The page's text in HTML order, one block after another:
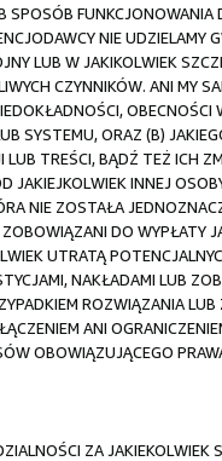
SPOSÓB
NIE UDZIELAMY
LUB W JAKIKOLWIEK
CZYNNIKÓW. ANI MY
SYSTEMU, ORAZ (B)
TREŚCI, BĄDŹ TEŻ ICH
JAKIEJKOLWIEK INNEJ
NIE ZOSTAŁA
DO WYPŁATY
UTRATĄ
NAKŁADAMI LUB
ROZWIĄZANIA
ANI
OBOWIĄZUJĄCEGO
ZA JAKIEKOLWIEK